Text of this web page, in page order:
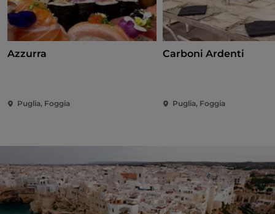
Azzurra
Puglia, Foggia
Carboni Ardenti
Puglia, Foggia